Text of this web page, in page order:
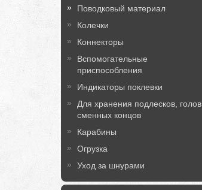
Поводковый материал
Колечки
Коннекторы
Вспомогательные
приспособления
Индикаторы поклевки
Для хранения подлесков, голов,
сменных концов
Карабины
Огрузка
Уход за шнурами